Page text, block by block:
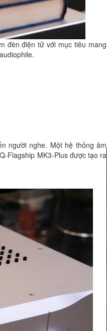
đèn điện tử với mục tiêu mang
người nghe. Một hệ thống âm
Flagship MK3-Plus được tạo ra